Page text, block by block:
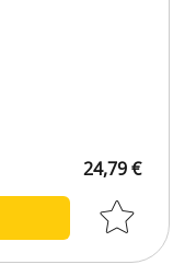
24,79 €